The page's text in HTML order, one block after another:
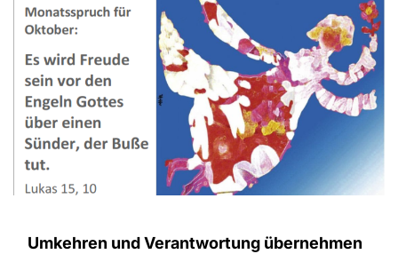
Umkehren und Verantwortung übernehmen